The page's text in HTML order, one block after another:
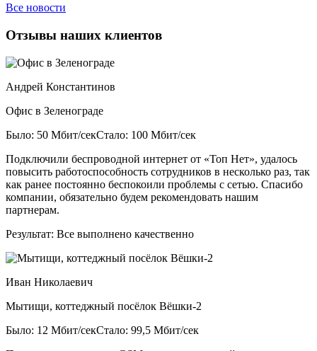
Все новости
Отзывы наших клиентов
Андрей Константинов
Офис в Зеленограде
Было: 50 Мбит/секСтало: 100 Мбит/сек
Подключили беспроводной интернет от «Топ Нет», удалось
повысить работоспособность сотрудников в несколько раз, так
как ранее постоянно беспокоили проблемы с сетью. Спасибо
компании, обязательно будем рекомендовать нашим
партнерам.
Результат: Все выполнено качественно
Иван Николаевич
Мытищи, коттеджный посёлок Вёшки-2
Было: 12 Мбит/секСтало: 99,5 Мбит/сек